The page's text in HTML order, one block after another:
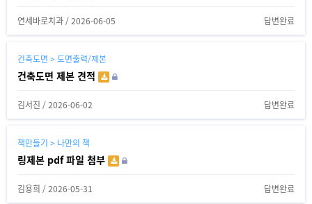
연세바로치과/2026-06-05 답변완료
건축도면 > 도면출력/제본
건축도면 제본 견적
김서진 /2026-06-02 답변완료
책만들기 > 나만의 책
링제본 pdf 파일 첨부
김용희 /2026-05-31 답변완료